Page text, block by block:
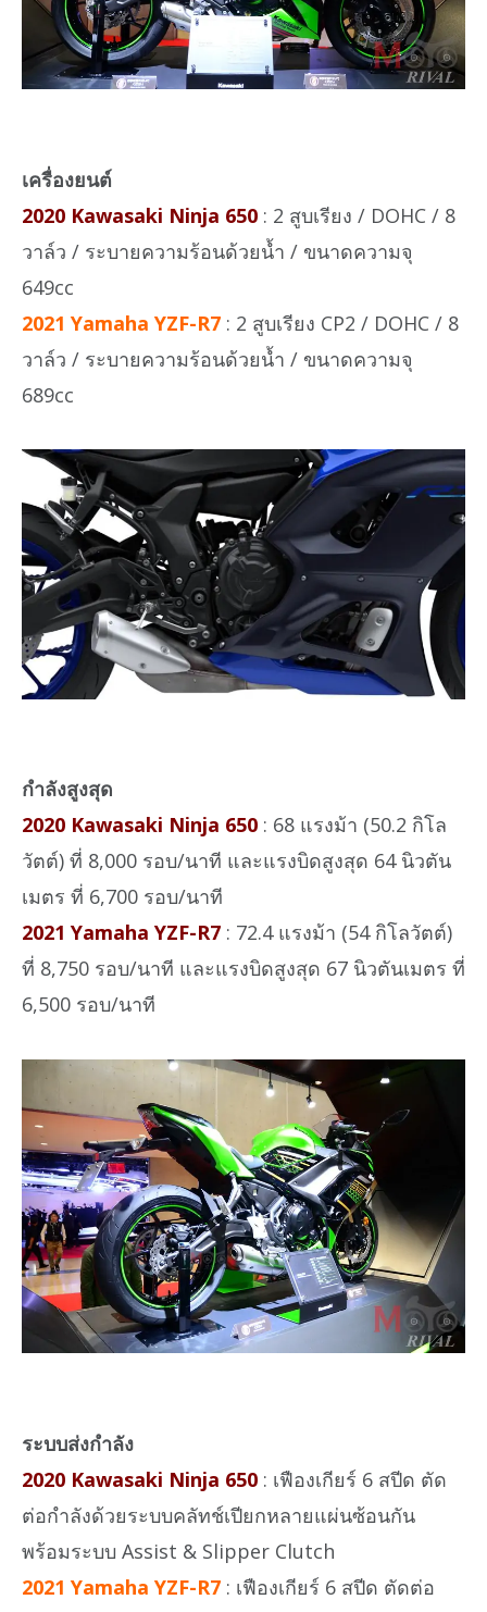
เครื่องยนต์
2020 Kawasaki Ninja 650 : 2 สูบเรียง / DOHC / 8
วาล์ว / ระบายความร้อนด้วยน้ำ / ขนาดความจุ
649cc
2021 Yamaha YZF-R7 : 2 สูบเรียง CP2 / DOHC / 8
วาล์ว / ระบายความร้อนด้วยน้ำ / ขนาดความจุ
689cc
กำลังสูงสุด
2020 Kawasaki Ninja 650 : 68 แรงม้า (50.2 กิโล
วัตต์) ที่ 8,000 รอบ/นาที และแรงบิดสูงสุด 64 นิวตัน
เมตร ที่ 6,700 รอบ/นาที
2021 Yamaha YZF-R7 : 72.4 แรงม้า (54 กิโลวัตต์)
ที่ 8,750 รอบ/นาที และแรงบิดสูงสุด 67 นิวตันเมตร ที่
6,500 รอบ/นาที
ระบบส่งกำลัง
2020 Kawasaki Ninja 650 : เฟืองเกียร์ 6 สปีด ตัด
ต่อกำลังด้วยระบบคลัทช์เปียกหลายแผ่นซ้อนกัน
พร้อมระบบ Assist & Slipper Clutch
2021 Yamaha YZF-R7 : เฟืองเกียร์ 6 สปีด ตัดต่อ